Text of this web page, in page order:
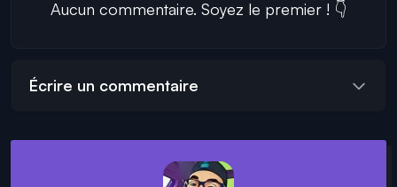
Aucun commentaire. Soyez le premier ! 👇
Écrire un commentaire